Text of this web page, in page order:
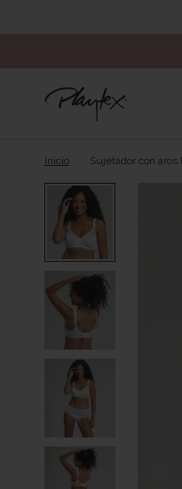
Inicio Sujetador con